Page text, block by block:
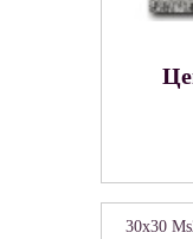
30x30